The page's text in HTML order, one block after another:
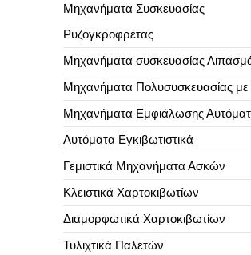
Μηχανήματα Συσκευασίας
Ρυζογκροφρέτας
Μηχανήματα συσκευασίας
Μηχανήματα Πολυσυσκευασίας με
Μηχανήματα Εμφιάλωσης
Αυτόματα Εγκιβωτιστικά
Γεμιστικά Μηχανήματα Ασκών
Κλειστικά Χαρτοκιβωτίων
Διαμορφωτικά Χαρτοκιβωτίων
Τυλιχτικά Παλετών